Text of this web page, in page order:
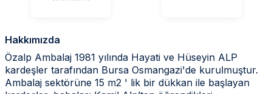
Hakkımızda
Özalp Ambalaj 1981 yılında Hayati ve Hüseyin ALP
kardeşler tarafından Bursa Osmangazi'de kurulmuştur.
Ambalaj sektörüne 15 m2 ' lik bir dükkan ile başlayan